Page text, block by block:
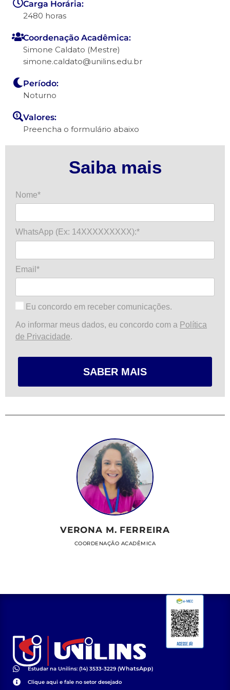
Carga Horária:
2480 horas
Coordenação Acadêmica:
Simone Caldato (Mestre)
simone.caldato@unilins.edu.br
Período:
Noturno
Valores:
Preencha o formulário abaixo
Saiba mais
Nome*
WhatsApp (Ex: 14XXXXXXXXX):*
Email*
Eu concordo em receber comunicações.
Ao informar meus dados, eu concordo com a Política
de Privacidade.
SABER MAIS
VERONA M. FERREIRA
COORDENAÇÃO ACADÊMICA
Estudar na Unilins: (14) 3533-3229 (WhatsApp)
Clique aqui e fale no setor desejado